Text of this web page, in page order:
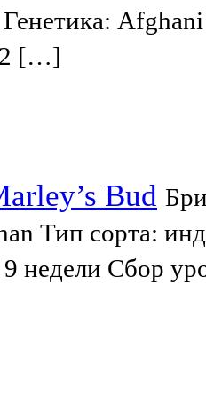
2 […]
Bud
Тип сорта:
недели Cбор